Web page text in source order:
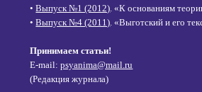
•Выпуск №1 (2012) . «К основаниям
•Выпуск №4 (2011) . «Выготский и его
Принимаем статьи!
E-mail:psyanima@mail.ru
(Редакция журнала)